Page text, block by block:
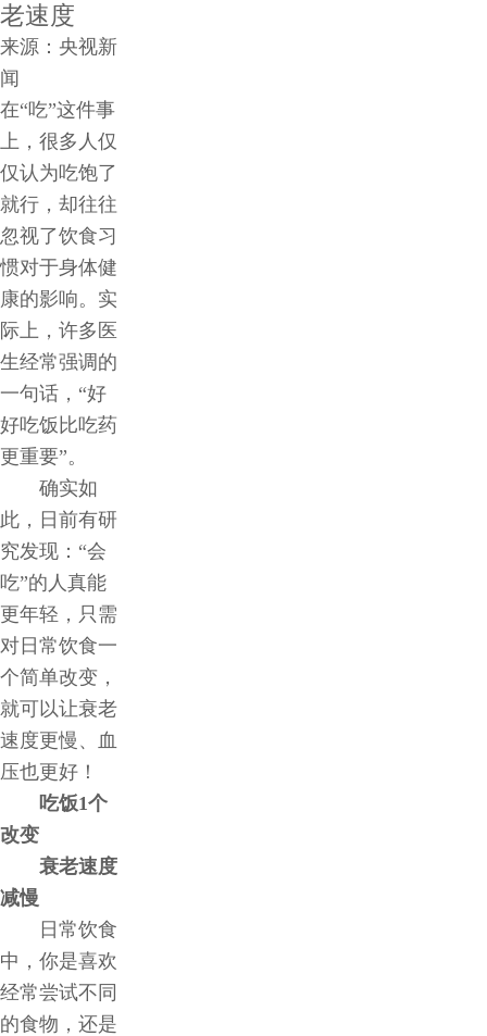
牌
管
理
食
安
保
障
合
客
户
智
慧
启
真
关
我
老速度
来源：央视新
闻
在“吃”这件事
上，很多人仅
仅认为吃饱了
就行，却往往
忽视了饮食习
惯对于身体健
康的影响。实
际上，许多医
生经常强调的
一句话，“好
好吃饭比吃药
更重要”。
确实如
此，日前有研
究发现：“会
吃”的人真能
更年轻，只需
对日常饮食一
个简单改变，
就可以让衰老
速度更慢、血
压也更好！
吃饭1个
改变
衰老速度
减慢
日常饮食
中，你是喜欢
经常尝试不同
的食物，还是